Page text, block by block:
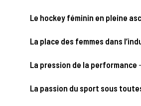
Le hockey féminin en pleine
La place des femmes dans
La pression de la performance
La passion du sport sous